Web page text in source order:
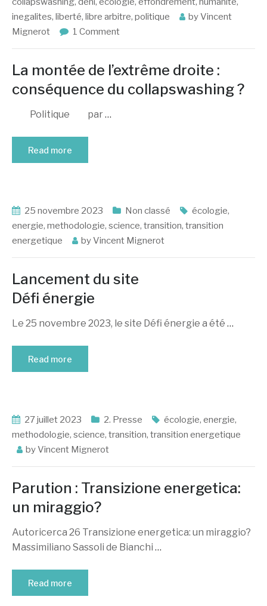
inegalites, liberté, libre arbitre, politique byVincent
Mignerot
1 Comment
La montée de l’extrême droite :
conséquence du collapswashing ?
Politique par…
Read more
25 novembre 2023 Non classé écologie,
energie, methodologie, science, transition, transition
energetique
byVincent Mignerot
Lancement du site
Défi énergie
Le 25 novembre 2023, le site Défi énergie a été …
Read more
27 juillet 2023 2. Presse écologie, energie,
methodologie, science, transition, transition energetique
byVincent Mignerot
Parution : Transizione energetica:
un miraggio?
Autoricerca 26 Transizione energetica: un miraggio?
Massimiliano Sassoli de Bianchi …
Read more